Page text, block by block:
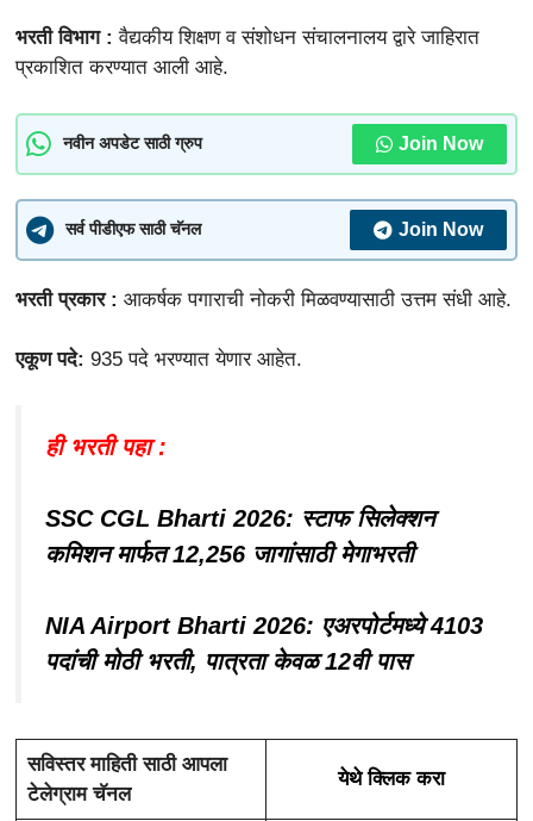
भरती विभाग :वैद्यकीय शिक्षण व संशोधन संचालनालय द्वारे जाहिरात
प्रकाशित करण्यात आली आहे.
नवीन अपडेट साठी ग्रुप Join Now
सर्व पीडीएफ साठी चॅनल Join Now
भरती प्रकार : आकर्षक पगाराची नोकरी मिळवण्यासाठी उत्तम संधी आहे.
एकूण पदे: 935 पदे भरण्यात येणार आहेत.
ही भरती पहा :
SSC CGL Bharti 2026: स्टाफ सिलेक्शन
कमिशन मार्फत 12,256 जागांसाठी मेगाभरती
NIA Airport Bharti 2026: एअरपोर्टमध्ये 4103
पदांची मोठी भरती, पात्रता केवळ 12वी पास
सविस्तर माहिती साठी आपला
टेलेग्राम चॅनल
येथे क्लिक करा